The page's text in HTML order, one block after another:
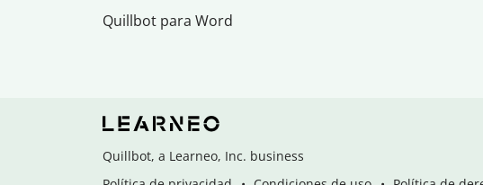
Quillbot para Word
Quillbot, a Learneo, Inc. business